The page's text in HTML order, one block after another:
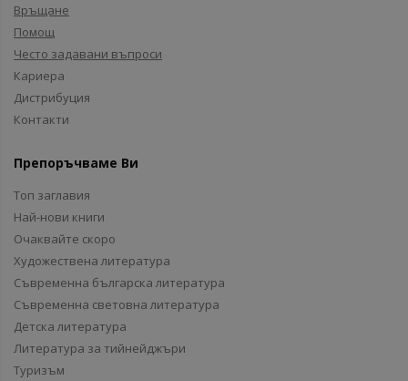
Връщане
Помощ
Често задавани въпроси
Кариера
Дистрибуция
Контакти
Препоръчваме Ви
Топ заглавия
Най-нови книги
Очаквайте скоро
Художествена литература
Съвременна българска литература
Съвременна световна литература
Детска литература
Литература за тийнейджъри
Туризъм